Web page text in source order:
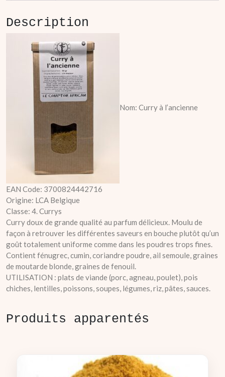
Description
Nom: Curry à l’ancienne
EAN Code: 3700824442716
Origine: LCA Belgique
Classe: 4. Currys
Curry doux de grande qualité au parfum délicieux. Moulu de
façon à retrouver les différentes saveurs en bouche plutôt qu’un
goût totalement uniforme comme dans les poudres trops fines.
Contient fénugrec, cumin, coriandre poudre, ail semoule, graines
de moutarde blonde, graines de fenouil.
UTILISATION : plats de viande (porc, agneau, poulet), pois
chiches, lentilles, poissons, soupes, légumes, riz, pâtes, sauces.
Produits apparentés